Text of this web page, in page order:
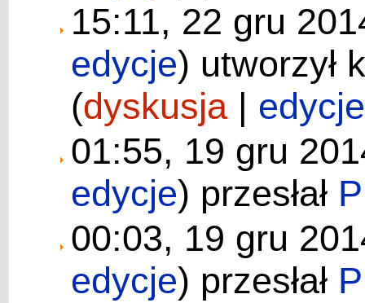
15:11, 22 gru
edycje) utworzył
(dyskusja | edycje
01:55, 19 gru
edycje) przesłał
00:03, 19 gru
edycje) przesłał